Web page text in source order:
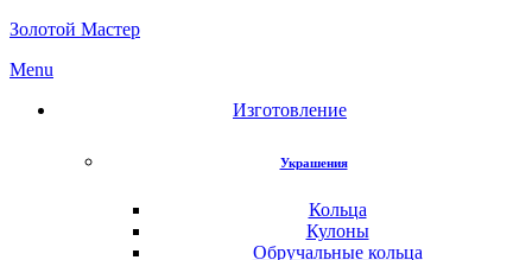
Золотой Мастер
Menu
Изготовление
Украшения
Кольца
Кулоны
Обручальные кольца